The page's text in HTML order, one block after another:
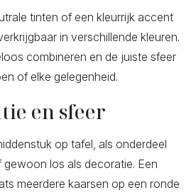
tinten of een kleurrijk accent
in verschillende kleuren.
combineren en de juiste sfeer
of elke gelegenheid.
en sfeer
op tafel, als onderdeel
los als decoratie. Een
meerdere kaarsen op een ronde